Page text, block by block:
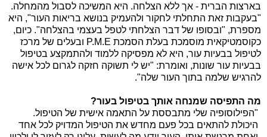
בארצות הברית - אך ללא הצלחה. היא המשיכה לסבול מהמחלה.
"בעקבות זאת התחלתי לחקור ולהעמיק בנושא בריאות העור", היא
מספרת, "ובסופו של דבר הצלחתי לטפל בעצמי בהצלחה". כיום,
כקוסמטיקאית מוסמכת בעלת הסמכת P.M.E ובעלים של מרכז
לטיפול בבעיות עור, היא לא מפסיקה ללמוד ולהתמקצע בטיפול
בבעיות עור שונות, ואומרת: "יש לי תשוקה חזקה לגרום לכל אישה
להרגיש שלמה בתוך העור שלה".
מה התפיסה שמנחה אותך בטיפול בעור?
"הפילוסופיה שלי מתבססת על התאמה אישית של הטיפול.
היכולת להתאים בכל פעם מחדש את הטיפול המדויק לכל אחד